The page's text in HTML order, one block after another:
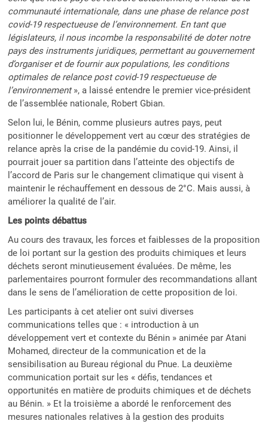
communauté internationale, dans une phase de relance post
covid-19 respectueuse de l’environnement. En tant que
législateurs, il nous incombe la responsabilité de doter notre
pays des instruments juridiques, permettant au gouvernement
d’organiser et de fournir aux populations, les conditions
optimales de relance post covid-19 respectueuse de
l’environnement», a laissé entendre le premier vice-président
de l’assemblée nationale, Robert Gbian.
Selon lui, le Bénin, comme plusieurs autres pays, peut
positionner le développement vert au cœur des stratégies de
relance après la crise de la pandémie du covid-19. Ainsi, il
pourrait jouer sa partition dans l’atteinte des objectifs de
l’accord de Paris sur le changement climatique qui visent à
maintenir le réchauffement en dessous de 2°C. Mais aussi, à
améliorer la qualité de l’air.
Les points débattus
Au cours des travaux, les forces et faiblesses de la proposition
de loi portant sur la gestion des produits chimiques et leurs
déchets seront minutieusement évaluées. De même, les
parlementaires pourront formuler des recommandations allant
dans le sens de l’amélioration de cette proposition de loi.
Les participants à cet atelier ont suivi diverses
communications telles que : « introduction à un
développement vert et contexte du Bénin » animée par Atani
Mohamed, directeur de la communication et de la
sensibilisation au Bureau régional du Pnue. La deuxième
communication portait sur les « défis, tendances et
opportunités en matière de produits chimiques et de déchets
au Bénin. » Et la troisième a abordé le renforcement des
mesures nationales relatives à la gestion des produits